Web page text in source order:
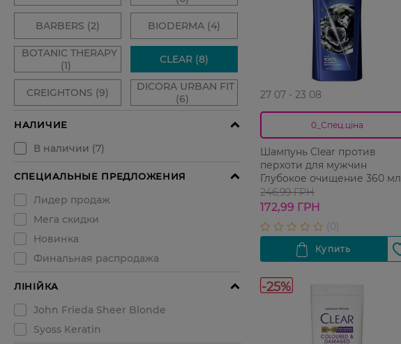
27 07 - 23 08
0_Спец.ціна
Шампунь Clear против
перхоти для мужчин
Глубокое очищение 360 мл
246,99 ГРН
172,99 ГРН
-25%